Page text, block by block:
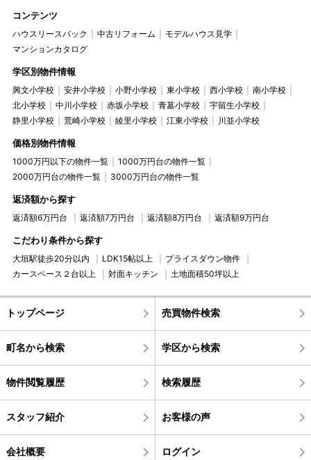
コンテンツ
ハウスリースバック 中古リフォーム
モデルハウス見学
マンションカタログ
学区別物件情報
興文小学校 安井小学校 小野小学校 東小学校 西小学校
南小学校
北小学校
中川小学校 赤坂小学校 青墓小学校
宇留生小学校
静里小学校
荒崎小学校 綾里小学校 江東小学校 川並小学校
価格別物件情報
1000万円以下の物件一覧
1000万円台の物件一覧
2000万円台の物件一覧
3000万円台の物件一覧
返済額から探す
返済額6万円台 返済額7万円台 返済額8万円台 返済額9万円台
こだわり条件から探す
大垣駅徒歩20分以内 LDK15帖以上
プライスダウン物件
カースペース２台以上
対面キッチン 土地面積50坪以上
トップページ 売買物件検索
町名から検索 学区から検索
物件閲覧履歴 検索履歴
スタッフ紹介 お客様の声
会社概要 ログイン